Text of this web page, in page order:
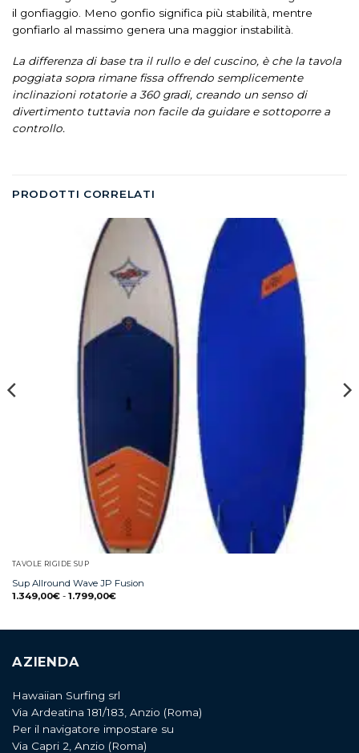
il gonfiaggio. Meno gonfio significa più stabilità, mentre
gonfiarlo al massimo genera una maggior instabilità.
La differenza di base tra il rullo e del cuscino, è che la tavola
poggiata sopra rimane fissa offrendo semplicemente
inclinazioni rotatorie a 360 gradi, creando un senso di
divertimento tuttavia non facile da guidare e sottoporre a
controllo.
PRODOTTI CORRELATI
TAVOLE RIGIDE SUP
Sup Allround Wave JP Fusion
1.349,00€ - 1.799,00€
AZIENDA
Hawaiian Surfing srl
Via Ardeatina 181/183, Anzio (Roma)
Per il navigatore impostare su
Via Capri 2, Anzio (Roma)